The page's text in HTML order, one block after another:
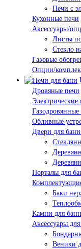
Печи с
Кухонные печи
Аксессуары/
Листы
Стекло
Газовые
Опции/
Дровяные печи
Электрические
Газодровянные
Обливные
Двери для
Порталы для
Баки
Камни для
Аксессуары
Веники